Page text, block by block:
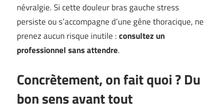
névralgie. Si cette douleur bras gauche stress
persiste ou s’accompagne d’une gêne thoracique, ne
prenez aucun risque inutile :consultez un
professionnel sans attendre.
Concrètement, on fait quoi ? Du
bon sens avant tout